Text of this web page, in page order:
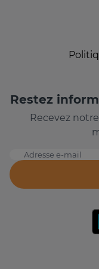
Restez
Recevez
Adresse e-mail